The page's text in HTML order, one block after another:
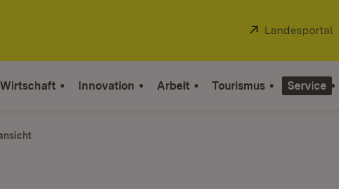
Extern:
Landesportal
Wirtschaft Innovation Arbeit Tourismus Service